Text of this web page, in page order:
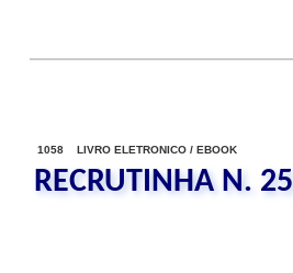
1058 LIVRO ELETRONICO / EBOOK
RECRUTINHA N. 25